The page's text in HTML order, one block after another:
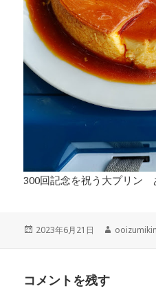
300回記念を祝う大プリン
投
2023年6月21日
作
コメントを残す